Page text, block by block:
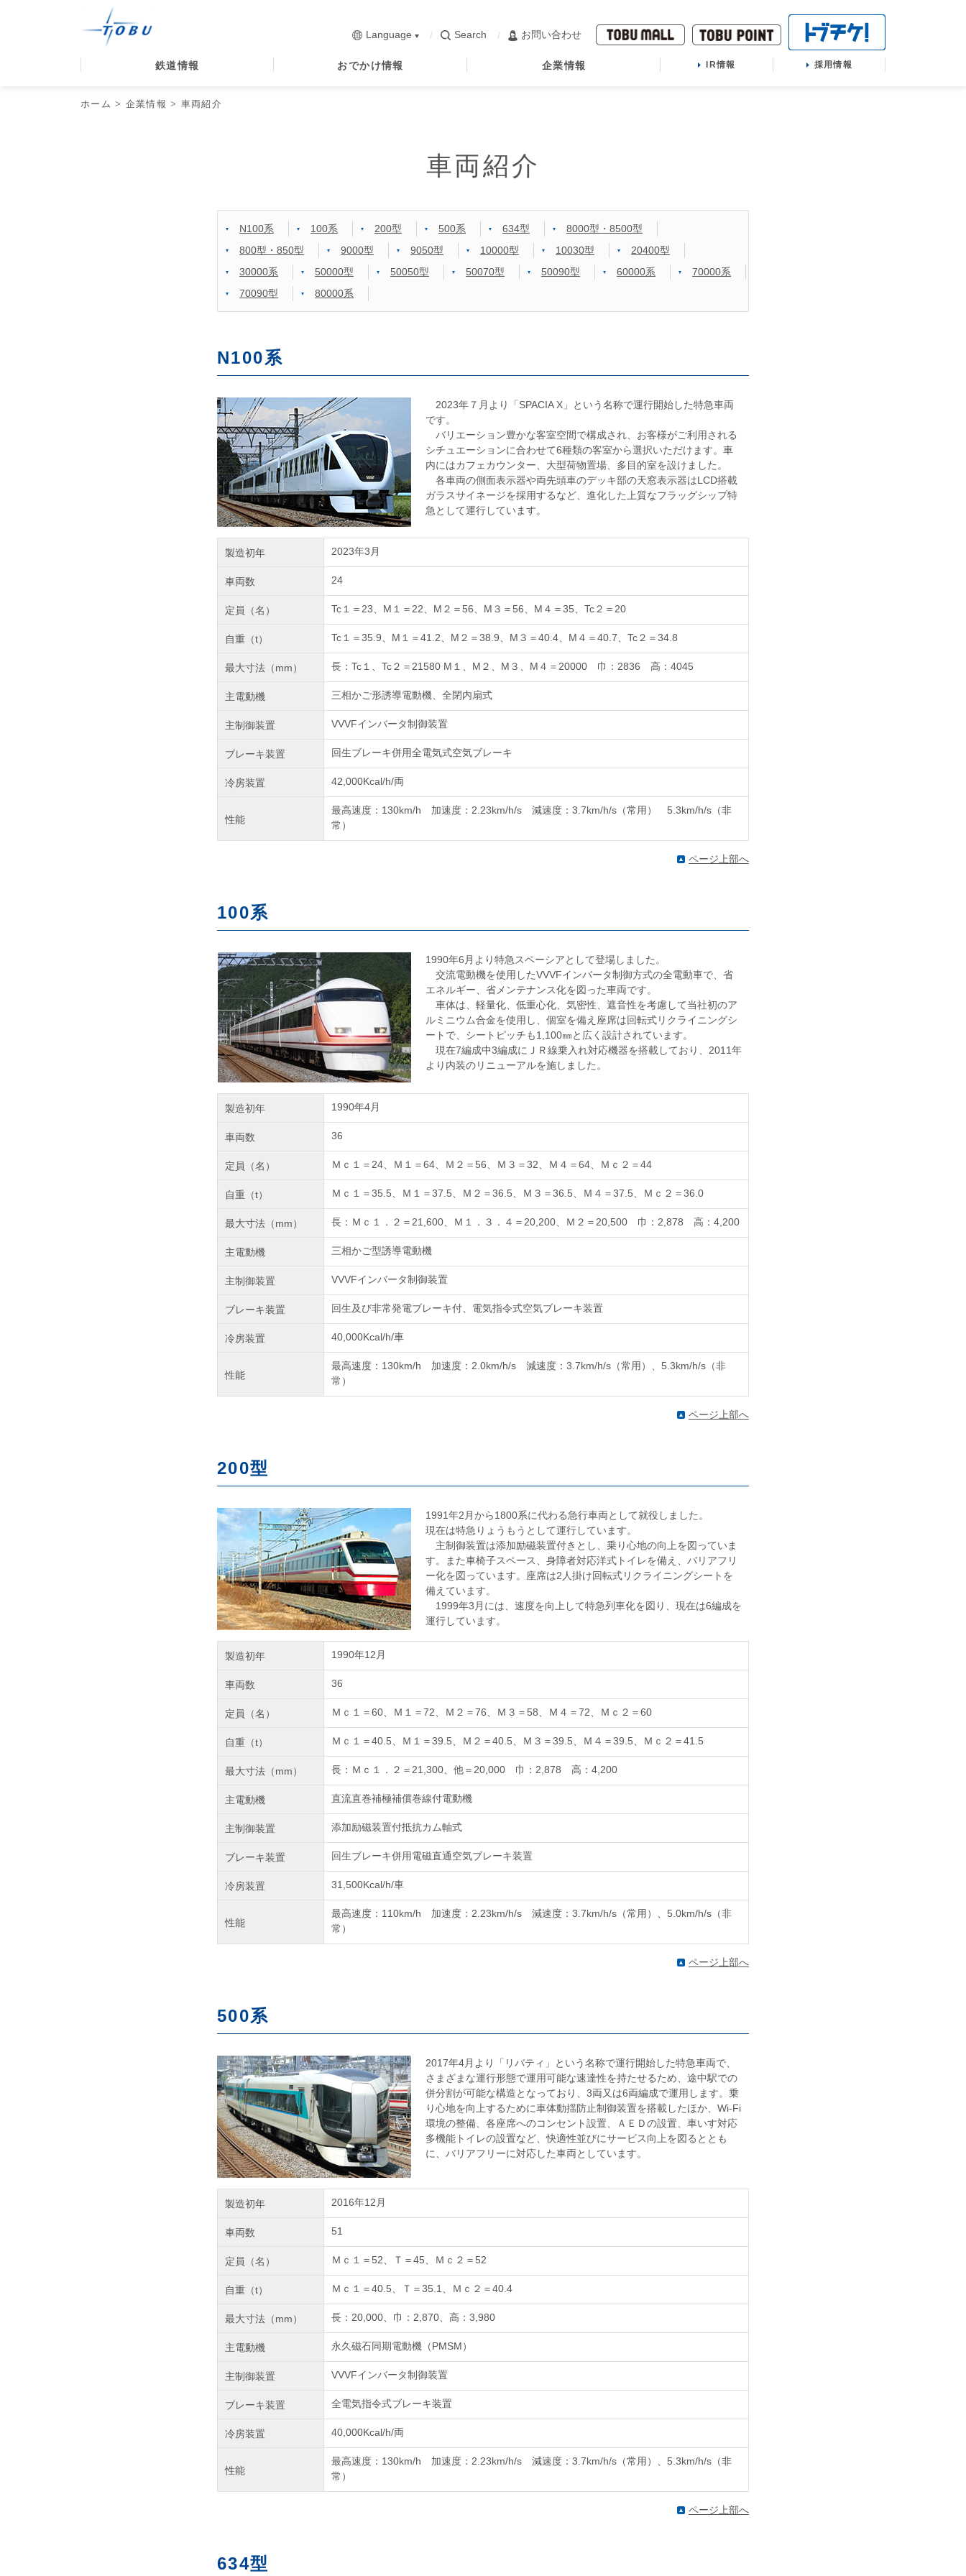
鉄道情報 おでかけ情報 企業情報 IR情報 採用情報
Language Search お問い合わせ
ホーム 企業情報 車両紹介
車両紹介
N100系 100系 200型 500系 634型
8000型・8500型
800型・850型
9000型 9050型 10000型 10030型
20400型
30000系
50000型 50050型 50070型 50090型 60000系
70000系
70090型
80000系
N100系
2023年７月より「SPACIA X」という名称で運行開始した特急車両
です。
バリエーション豊かな客室空間で構成され、お客様がご利用される
シチュエーションに合わせて6種類の客室から選択いただけます。車
内にはカフェカウンター、大型荷物置場、多目的室を設けました。
各車両の側面表示器や両先頭車のデッキ部の天窓表示器はLCD搭載
ガラスサイネージを採用するなど、進化した上質なフラッグシップ特
急として運行しています。
製造初年 2023年3月
車両数 24
定員（名） Tc１＝23、M１＝22、M２＝56、M３＝56、M４＝35、Tc２＝20
自重（t） Tc１＝35.9、M１＝41.2、M２＝38.9、M３＝40.4、M４＝40.7、Tc２＝34.8
最大寸法（mm） 長：Tc１、Tc２＝21580 M１、M２、M３、M４＝20000 巾：2836 高：4045
主電動機 三相かご形誘導電動機、全閉内扇式
主制御装置 VVVFインバータ制御装置
ブレーキ装置 回生ブレーキ併用全電気式空気ブレーキ
冷房装置 42,000Kcal/h/両
性能
最高速度：130km/h 加速度：2.23km/h/s 減速度：3.7km/h/s（常用） 5.3km/h/s（非
常）
ページ上部へ
100系
1990年6月より特急スペーシアとして登場しました。
交流電動機を使用したVVVFインバータ制御方式の全電動車で、省
エネルギー、省メンテナンス化を図った車両です。
車体は、軽量化、低重心化、気密性、遮音性を考慮して当社初のア
ルミニウム合金を使用し、個室を備え座席は回転式リクライニングシ
ートで、シートピッチも1,100㎜と広く設計されています。
現在7編成中3編成にＪＲ線乗入れ対応機器を搭載しており、2011年
より内装のリニューアルを施しました。
製造初年 1990年4月
車両数 36
定員（名） Ｍｃ１＝24、Ｍ１＝64、Ｍ２＝56、Ｍ３＝32、Ｍ４＝64、Ｍｃ２＝44
自重（t） Ｍｃ１＝35.5、Ｍ１＝37.5、Ｍ２＝36.5、Ｍ３＝36.5、Ｍ４＝37.5、Ｍｃ２＝36.0
最大寸法（mm） 長：Ｍｃ１．２＝21,600、Ｍ１．３．４＝20,200、Ｍ２＝20,500 巾：2,878 高：4,200
主電動機 三相かご型誘導電動機
主制御装置 VVVFインバータ制御装置
ブレーキ装置 回生及び非常発電ブレーキ付、電気指令式空気ブレーキ装置
冷房装置 40,000Kcal/h/車
性能
最高速度：130km/h 加速度：2.0km/h/s 減速度：3.7km/h/s（常用）、5.3km/h/s（非
常）
ページ上部へ
200型
1991年2月から1800系に代わる急行車両として就役しました。
現在は特急りょうもうとして運行しています。
主制御装置は添加励磁装置付きとし、乗り心地の向上を図っていま
す。また車椅子スペース、身障者対応洋式トイレを備え、バリアフリ
ー化を図っています。座席は2人掛け回転式リクライニングシートを
備えています。
1999年3月には、速度を向上して特急列車化を図り、現在は6編成を
運行しています。
製造初年 1990年12月
車両数 36
定員（名） Ｍｃ１＝60、Ｍ１＝72、Ｍ２＝76、Ｍ３＝58、Ｍ４＝72、Ｍｃ２＝60
自重（t） Ｍｃ１＝40.5、Ｍ１＝39.5、Ｍ２＝40.5、Ｍ３＝39.5、Ｍ４＝39.5、Ｍｃ２＝41.5
最大寸法（mm） 長：Ｍｃ１．２＝21,300、他＝20,000 巾：2,878 高：4,200
主電動機 直流直巻補極補償巻線付電動機
主制御装置 添加励磁装置付抵抗カム軸式
ブレーキ装置 回生ブレーキ併用電磁直通空気ブレーキ装置
冷房装置 31,500Kcal/h/車
性能
最高速度：110km/h 加速度：2.23km/h/s 減速度：3.7km/h/s（常用）、5.0km/h/s（非
常）
ページ上部へ
500系
2017年4月より「リバティ」という名称で運行開始した特急車両で、
さまざまな運行形態で運用可能な速達性を持たせるため、途中駅での
併分割が可能な構造となっており、3両又は6両編成で運用します。乗
り心地を向上するために車体動揺防止制御装置を搭載したほか、Wi-Fi
環境の整備、各座席へのコンセント設置、ＡＥＤの設置、車いす対応
多機能トイレの設置など、快適性並びにサービス向上を図るととも
に、バリアフリーに対応した車両としています。
製造初年 2016年12月
車両数 51
定員（名） Ｍｃ１＝52、Ｔ＝45、Ｍｃ２＝52
自重（t） Ｍｃ１＝40.5、Ｔ＝35.1、Ｍｃ２＝40.4
最大寸法（mm） 長：20,000、巾：2,870、高：3,980
主電動機 永久磁石同期電動機（PMSM）
主制御装置 VVVFインバータ制御装置
ブレーキ装置 全電気指令式ブレーキ装置
冷房装置 40,000Kcal/h/両
性能
最高速度：130km/h 加速度：2.23km/h/s 減速度：3.7km/h/s（常用）、5.3km/h/s（非
常）
ページ上部へ
634型